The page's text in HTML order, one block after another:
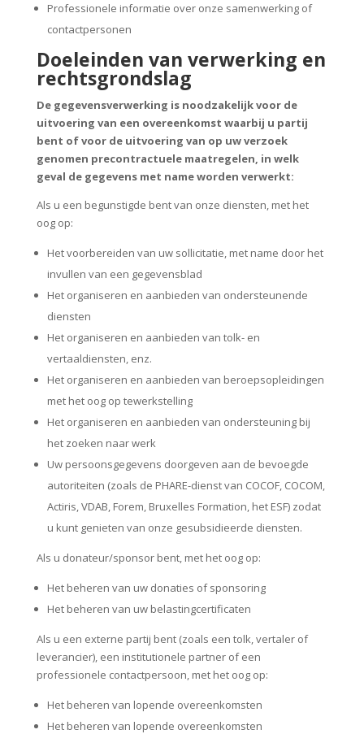
Professionele informatie over onze samenwerking of
contactpersonen
Doeleinden van verwerking en
rechtsgrondslag
De gegevensverwerking is noodzakelijk voor de
uitvoering van een overeenkomst waarbij u partij
bent of voor de uitvoering van op uw verzoek
genomen precontractuele maatregelen, in welk
geval de gegevens met name worden verwerkt:
Als u een begunstigde bent van onze diensten, met het
oog op:
Het voorbereiden van uw sollicitatie, met name door het
invullen van een gegevensblad
Het organiseren en aanbieden van ondersteunende
diensten
Het organiseren en aanbieden van tolk- en
vertaaldiensten, enz.
Het organiseren en aanbieden van beroepsopleidingen
met het oog op tewerkstelling
Het organiseren en aanbieden van ondersteuning bij
het zoeken naar werk
Uw persoonsgegevens doorgeven aan de bevoegde
autoriteiten (zoals de PHARE-dienst van COCOF, COCOM,
Actiris, VDAB, Forem, Bruxelles Formation, het ESF) zodat
u kunt genieten van onze gesubsidieerde diensten.
Als u donateur/sponsor bent, met het oog op:
Het beheren van uw donaties of sponsoring
Het beheren van uw belastingcertificaten
Als u een externe partij bent (zoals een tolk, vertaler of
leverancier), een institutionele partner of een
professionele contactpersoon, met het oog op:
Het beheren van lopende overeenkomsten
Het beheren van lopende overeenkomsten